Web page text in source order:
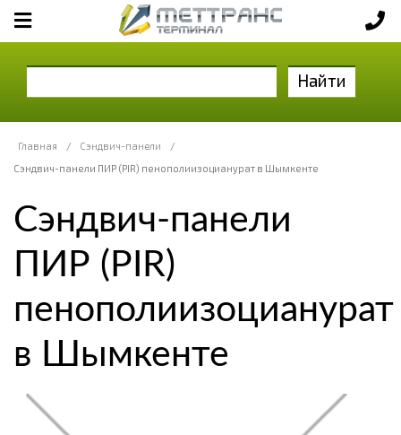
Найти
Главная / Сэндвич-панели
/
Сэндвич-панели ПИР (PIR) пенополиизоцианурат в Шымкенте
Сэндвич-панели
ПИР (PIR)
пенополиизоцианурат
в Шымкенте